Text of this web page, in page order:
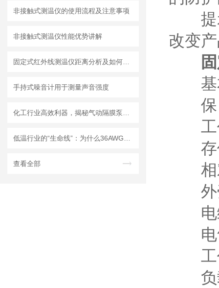
非接触式测温仪的使用流程及注意事项
非接触式测温仪性能优势讲解
手持式噪音计用于测量声音强度
查看全部
提示
改变
基
保
工
存
相
外
电
电
工
负